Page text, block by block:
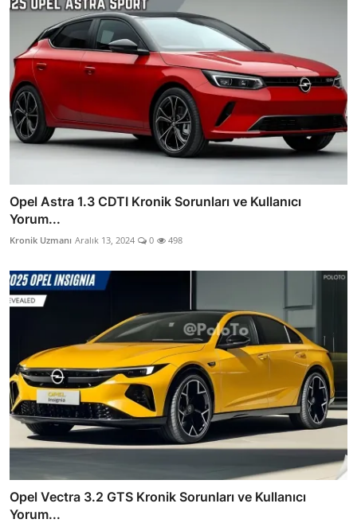
Opel Astra 1.3 CDTI Kronik Sorunları ve Kullanıcı
Yorum...
Kronik Uzmanı Aralık 13, 2024 0 498
Opel Vectra 3.2 GTS Kronik Sorunları ve Kullanıcı
Yorum...